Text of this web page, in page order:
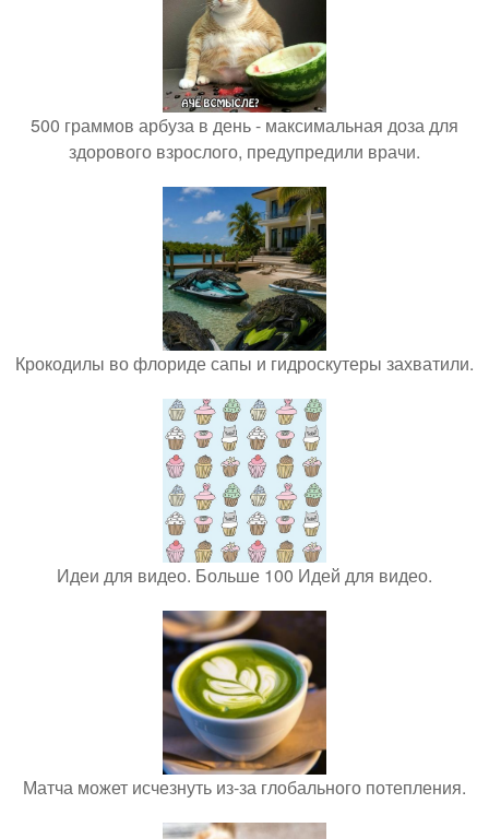
500 граммов арбуза в день - максимальная доза для
здорового взрослого, предупредили врачи.
Крокодилы во флориде сапы и гидроскутеры захватили.
Идеи для видео. Больше 100 Идей для видео.
Матча может исчезнуть из-за глобального потепления.